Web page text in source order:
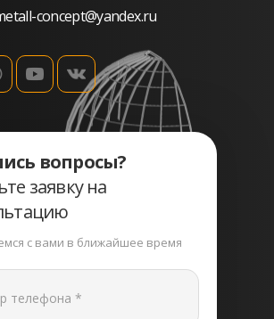
concept@yandex.ru
вопросы?
заявку на
с вами в ближайшее время